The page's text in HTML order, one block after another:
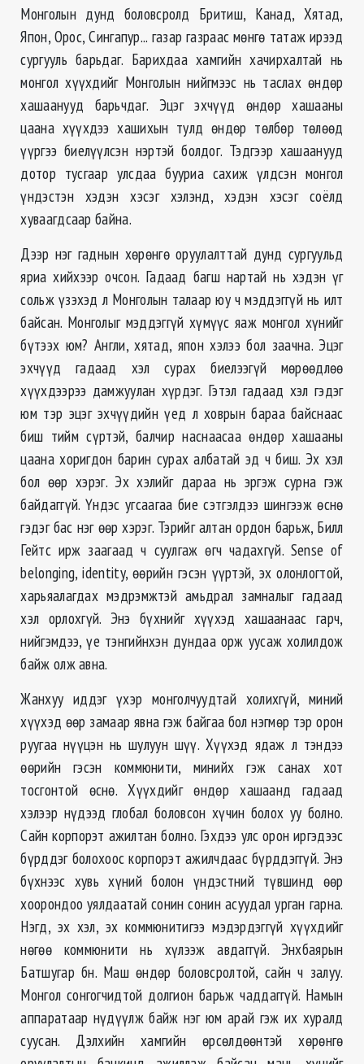
Монголын дунд боловсролд Бритиш, Канад, Хятад,
Япон, Орос, Сингапур... газар газраас мөнгө татаж ирээд
сургууль барьдаг. Барихдаа хамгийн хачирхалтай нь
монгол хүүхдийг Монголын нийгмээс нь таслах өндөр
хашаанууд барьчдаг. Эцэг эхчүүд өндөр хашааны
цаана хүүхдээ хашихын тулд өндөр төлбөр төлөөд
үүргээ биелүүлсэн нэртэй болдог. Тэдгээр хашаанууд
дотор тусгаар улсдаа бууриа сахиж үлдсэн монгол
үндэстэн хэдэн хэсэг хэлэнд, хэдэн хэсэг соёлд
хуваагдсаар байна.
Дээр нэг гаднын хөрөнгө оруулалттай дунд сургуульд
яриа хийхээр очсон. Гадаад багш нартай нь хэдэн үг
сольж үзэхэд л Монголын талаар юу ч мэддэггүй нь илт
байсан. Монголыг мэддэггүй хүмүүс яаж монгол хүнийг
бүтээх юм? Англи, хятад, япон хэлээ бол заачна. Эцэг
эхчүүд гадаад хэл сурах биелээгүй мөрөөдлөө
хүүхдээрээ дамжуулан хүрдэг. Гэтэл гадаад хэл гэдэг
юм тэр эцэг эхчүүдийн үед л ховрын бараа байснаас
биш тийм сүртэй, балчир наснаасаа өндөр хашааны
цаана хоригдон барин сурах албатай эд ч биш. Эх хэл
бол өөр хэрэг. Эх хэлийг дараа нь эргэж сурна гэж
байдаггүй. Үндэс угсаагаа бие сэтгэлдээ шингээж өснө
гэдэг бас нэг өөр хэрэг. Тэрийг алтан ордон барьж, Билл
Гейтс ирж заагаад ч суулгаж өгч чадахгүй. Sense of
belonging, identity, өөрийн гэсэн үүртэй, эх олонлогтой,
харьяалагдах мэдрэмжтэй амьдрал замналыг гадаад
хэл орлохгүй. Энэ бүхнийг хүүхэд хашаанаас гарч,
нийгэмдээ, үе тэнгийнхэн дундаа орж уусаж холилдож
байж олж авна.
Жанхуу иддэг үхэр монголчуудтай холихгүй, миний
хүүхэд өөр замаар явна гэж байгаа бол нэгмөр тэр орон
руугаа нүүцэн нь шулуун шүү. Хүүхэд ядаж л тэндээ
өөрийн гэсэн коммюнити, минийх гэж санах хот
тосгонтой өснө. Хүүхдийг өндөр хашаанд гадаад
хэлээр нүдээд глобал боловсон хүчин болох уу болно.
Сайн корпорэт ажилтан болно. Гэхдээ улс орон иргэдээс
бүрддэг болохоос корпорэт ажилчдаас бүрддэггүй. Энэ
бүхнээс хувь хүний болон үндэстний түвшинд өөр
хоорондоо уялдаатай сонин сонин асуудал урган гарна.
Нэгд, эх хэл, эх коммюнитигээ мэдэрдэггүй хүүхдийг
нөгөө коммюнити нь хүлээж авдаггүй. Энхбаярын
Батшугар бн. Маш өндөр боловсролтой, сайн ч залуу.
Монгол сонгогчидтой долгион барьж чаддаггүй. Намын
аппаратаар нүдүүлж байж нэг юм арай гэж их хуралд
суусан. Дэлхийн хамгийн өрсөлдөөнтэй хөрөнгө